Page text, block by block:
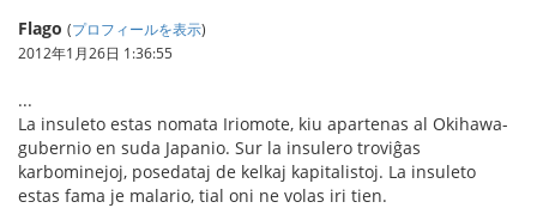
Flago (プロフィールを表示)
2012年1月26日 1:36:55
...
La insuleto estas nomata Iriomote, kiu apartenas al Okihawa-
gubernio en suda Japanio. Sur la insulero troviĝas
karbominejoj, posedataj de kelkaj kapitalistoj. La insuleto
estas fama je malario, tial oni ne volas iri tien.